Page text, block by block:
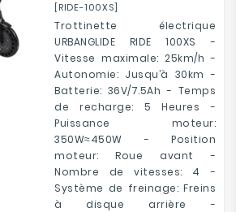
[RIDE-100XS]
Trottinette électrique
URBANGLIDE RIDE 100XS -
Vitesse maximale: 25km/h -
Autonomie: Jusqu’à 30km -
Batterie: 36V/7.5Ah - Temps
de recharge: 5 Heures -
Puissance moteur:
350W≈450W - Position
moteur: Roue avant -
Nombre de vitesses: 4 -
Système de freinage: Freins
à disque arrière -